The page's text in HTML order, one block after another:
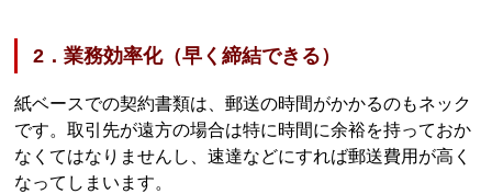
2．業務効率化（早く締結できる）
紙ベースでの契約書類は、郵送の時間がかかるのもネック
です。取引先が遠方の場合は特に時間に余裕を持っておか
なくてはなりませんし、速達などにすれば郵送費用が高く
なってしまいます。